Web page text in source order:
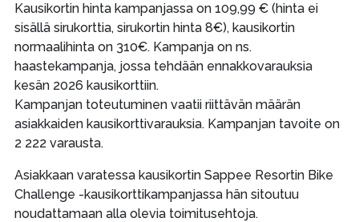
Kausikortin hinta kampanjassa on 109,99 € (hinta ei
sisällä sirukorttia, sirukortin hinta 8€), kausikortin
normaalihinta on 310€. Kampanja on ns.
haastekampanja, jossa tehdään ennakkovarauksia
kesän 2026 kausikorttiin.
Kampanjan toteutuminen vaatii riittävän määrän
asiakkaiden kausikorttivarauksia. Kampanjan tavoite on
2 222 varausta.
Asiakkaan varatessa kausikortin Sappee Resortin Bike
Challenge -kausikorttikampanjassa hän sitoutuu
noudattamaan alla olevia toimitusehtoja.